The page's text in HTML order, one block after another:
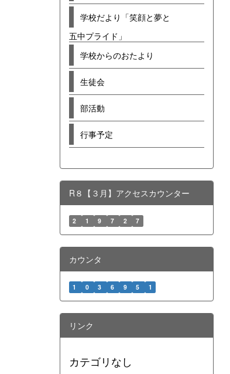
学校だより「笑顔と夢と
五中プライド」
学校からのおたより
生徒会
部活動
行事予定
R８【３月】アクセスカウンター
2 1 9 7 2 7
カウンタ
1 0 3 6 9 5 1
リンク
カテゴリなし